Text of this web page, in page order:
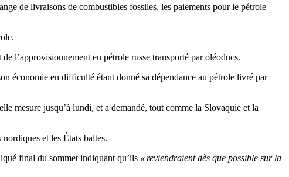
de livraisons de combustibles fossiles, les paiements pour le pétrole
l’approvisionnement en pétrole russe transporté par oléoducs.
économie en difficulté étant donné sa dépendance au pétrole livré par
mesure jusqu’à lundi, et a demandé, tout comme la Slovaquie et la
et les États baltes.
final du sommet indiquant qu’ils « reviendraient dès que possible sur la